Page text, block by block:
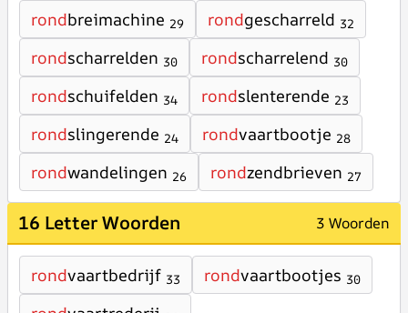
rondbreimachine 29 rondgescharreld 32
rondscharrelden 30 rondscharrelend 30
rondschuifelden 34 rondslenterende 23
rondslingerende 24 rondvaartbootje 28
rondwandelingen 26 rondzendbrieven 27
16 Letter Woorden 3 Woorden
rondvaartbedrijf 33 rondvaartbootjes 30